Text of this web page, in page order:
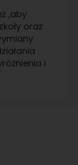
,aby
oraz
i